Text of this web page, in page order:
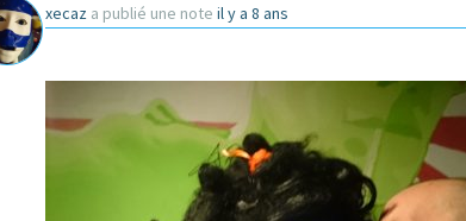
xecaz a publié une note il y a 8 ans